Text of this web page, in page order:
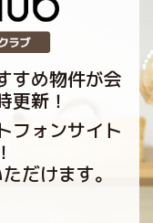
すめ物件が会
更新！
フォンサイト
だけます。